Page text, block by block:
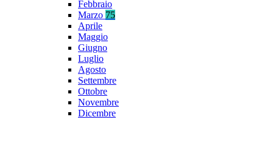
Febbraio
Marzo 75
Aprile
Maggio
Giugno
Luglio
Agosto
Settembre
Ottobre
Novembre
Dicembre